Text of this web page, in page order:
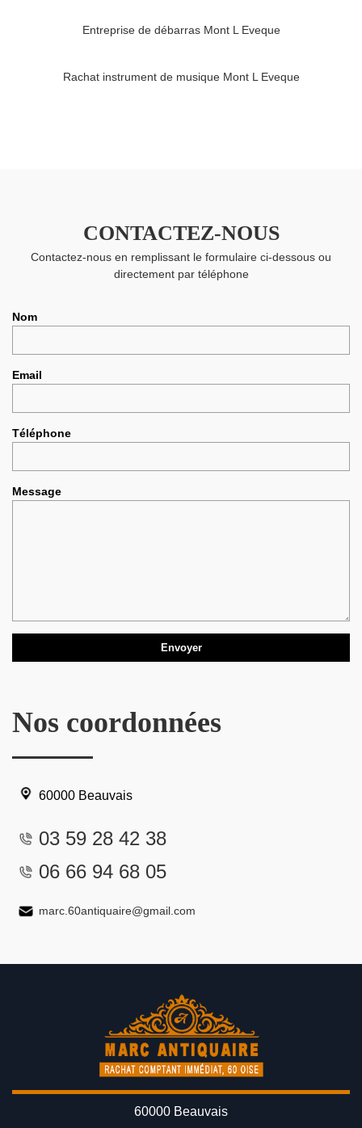
Entreprise de débarras Mont L Eveque
Rachat instrument de musique Mont L Eveque
CONTACTEZ-NOUS
Contactez-nous en remplissant le formulaire ci-dessous ou
directement par téléphone
Nom
Email
Téléphone
Message
Nos coordonnées
60000 Beauvais
03 59 28 42 38
06 66 94 68 05
marc.60antiquaire@gmail.com
60000 Beauvais